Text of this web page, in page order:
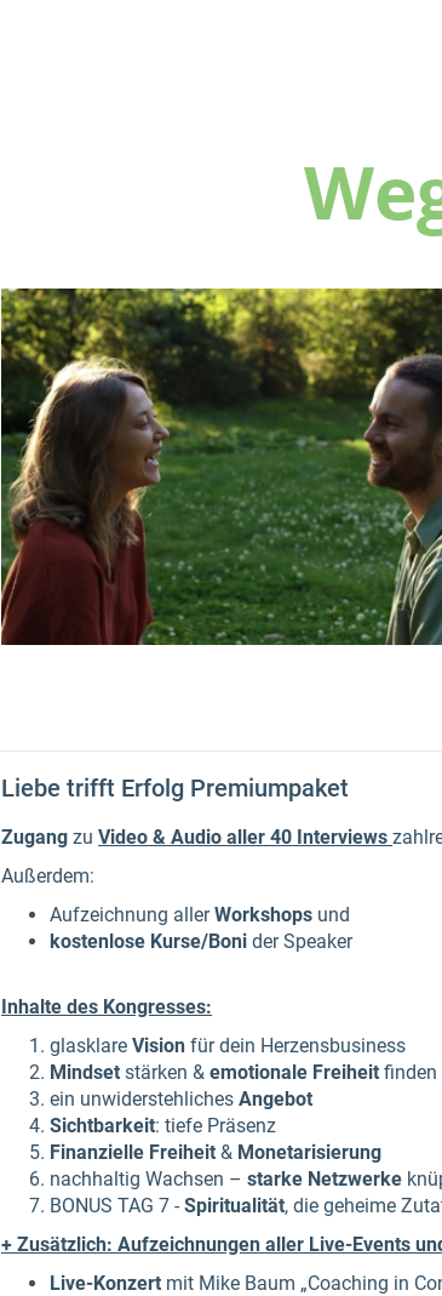
Liebe trifft Erfolg Premiumpaket
Zugang zu Video & Audio aller 40 Interviews
Außerdem:
Aufzeichnung allerWorkshops und
kostenlose Kurse/Boni der Speaker
Inhalte des Kongresses:
glasklare Vision für dein Herzensbusiness
Mindset stärken & emotionale Freiheit finden
ein unwiderstehliches Angebot
Sichtbarkeit: tiefe Präsenz
Finanzielle Freiheit & Monetarisierung
nachhaltig Wachsen – starke Netzwerke
BONUS TAG 7 - Spiritualität, die geheime
+ Zusätzlich: Aufzeichnungen aller Live-Events
Live-Konzert mit Mike Baum „Coaching in